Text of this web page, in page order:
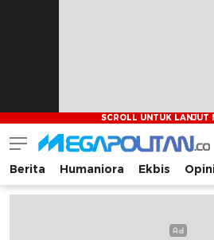
Megapolitan.co
Menyajikan berita-berita
Berita Humaniora Ekbis